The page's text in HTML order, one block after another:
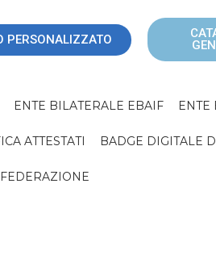
PERSONALIZZATO
ENTE BILATERALE EBAIF ENTE
ATTESTATI BADGE DIGITALE